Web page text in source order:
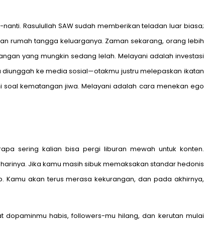
Rasulullah SAW sudah memberikan teladan luar biasa;
rumah tangga keluarganya. Zaman sekarang, orang lebih
yang mungkin sedang lelah. Melayani adalah investasi
ke media sosial—otakmu justru melepaskan ikatan
kematangan jiwa. Melayani adalah cara menekan ego
sering kalian bisa pergi liburan mewah untuk konten.
Jika kamu masih sibuk memaksakan standar hedonis
akan terus merasa kekurangan, dan pada akhirnya,
dopaminmu habis, followers-mu hilang, dan kerutan mulai